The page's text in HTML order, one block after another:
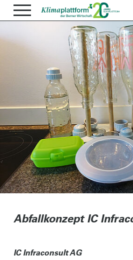
Abfallkonzept IC
IC Infraconsult AG